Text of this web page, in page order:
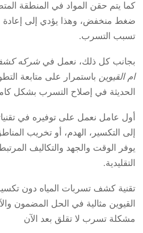
كما يتم حقن المواد في المنطقة
ضغط منخفض، وهذا يؤدي إلى إعادة
تسبب التسرب.
بجانب كل ذلك، نعمل في شركه
ام القيوين باستمرار على متابعة
الحديثة في إصلاح التسرب بشكل
أول عامل نعمل على توفيره في
إلى التكسير، الهدم، أو تخريب
يوفر الوقت والجهد والتكاليف
التقليدية.
تقنية كشف تسربات المياه دون
القيوين مثالية في الحل المضمون
مشكلة تسرب لا تقلق بعد الآن